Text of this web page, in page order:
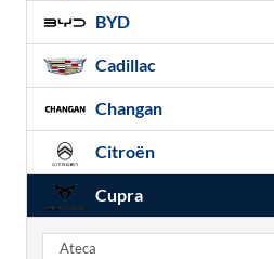
BYD
Cadillac
Changan
Citroën
Cupra
Ateca